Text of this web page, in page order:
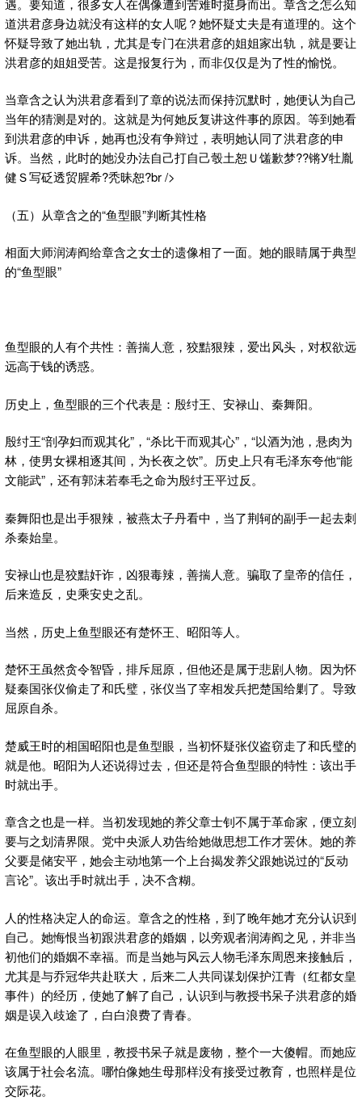
遇。要知道，很多女人在偶像遭到苦难时挺身而出。章含之怎么知
道洪君彦身边就没有这样的女人呢？她怀疑丈夫是有道理的。这个
怀疑导致了她出轨，尤其是专门在洪君彦的姐姐家出轨，就是要让
洪君彦的姐姐受苦。这是报复行为，而非仅仅是为了性的愉悦。
当章含之认为洪君彦看到了章的说法而保持沉默时，她便认为自己
当年的猜测是对的。这就是为何她反复讲这件事的原因。等到她看
到洪君彦的申诉，她再也没有争辩过，表明她认同了洪君彦的申
诉。当然，此时的她没办法自己打自己彀土恕Ｕ馐歉梦??锵У牡胤
健Ｓ写砭透贸腥希?秃昧恕?br />
（五）从章含之的“鱼型眼”判断其性格
相面大师润涛阎给章含之女士的遗像相了一面。她的眼睛属于典型
的“鱼型眼”
鱼型眼的人有个共性：善揣人意，狡黠狠辣，爱出风头，对权欲远
远高于钱的诱惑。
历史上，鱼型眼的三个代表是：殷纣王、安禄山、秦舞阳。
殷纣王“剖孕妇而观其化”，“杀比干而观其心”，“以酒为池，悬肉为
林，使男女裸相逐其间，为长夜之饮”。历史上只有毛泽东夸他“能
文能武”，还有郭沫若奉毛之命为殷纣王平过反。
秦舞阳也是出手狠辣，被燕太子丹看中，当了荆轲的副手一起去刺
杀秦始皇。
安禄山也是狡黠奸诈，凶狠毒辣，善揣人意。骗取了皇帝的信任，
后来造反，史乘安史之乱。
当然，历史上鱼型眼还有楚怀王、昭阳等人。
楚怀王虽然贪令智昏，排斥屈原，但他还是属于悲剧人物。因为怀
疑秦国张仪偷走了和氏璧，张仪当了宰相发兵把楚国给剿了。导致
屈原自杀。
楚威王时的相国昭阳也是鱼型眼，当初怀疑张仪盗窃走了和氏璧的
就是他。昭阳为人还说得过去，但还是符合鱼型眼的特性：该出手
时就出手。
章含之也是一样。当初发现她的养父章士钊不属于革命家，便立刻
要与之划清界限。党中央派人劝告给她做思想工作才罢休。她的养
父要是储安平，她会主动地第一个上台揭发养父跟她说过的“反动
言论”。该出手时就出手，决不含糊。
人的性格决定人的命运。章含之的性格，到了晚年她才充分认识到
自己。她悔恨当初跟洪君彦的婚姻，以旁观者润涛阎之见，并非当
初他们的婚姻不幸福。而是当她与风云人物毛泽东周恩来接触后，
尤其是与乔冠华共赴联大，后来二人共同谋划保护江青（红都女皇
事件）的经历，使她了解了自己，认识到与教授书呆子洪君彦的婚
姻是误入歧途了，白白浪费了青春。
在鱼型眼的人眼里，教授书呆子就是废物，整个一大傻帽。而她应
该属于社会名流。哪怕像她生母那样没有接受过教育，也照样是位
交际花。